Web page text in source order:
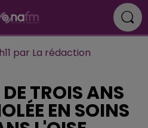
par La rédaction
TROIS ANS
EN SOINS